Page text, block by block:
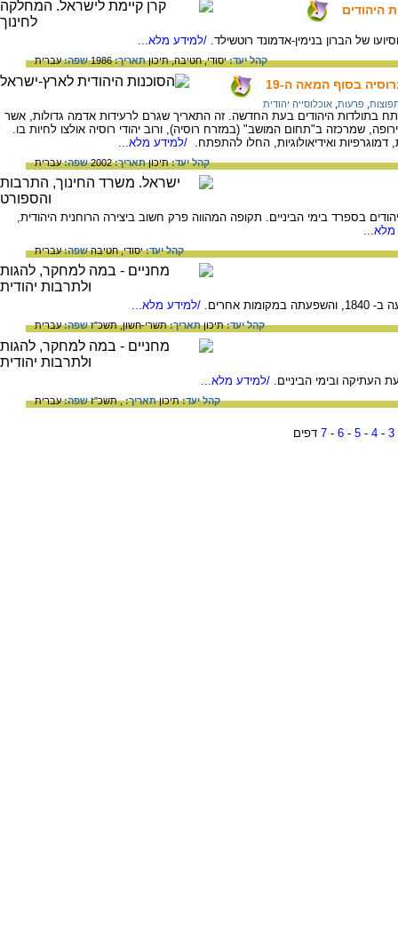
היהודים
/למידע מלא...
קהל יעד:יסודי,חטיבה,תיכוןתאריך:1986 שפה:עברית
בסוף המאה ה-19
פרעות אוכלוסייה יהודית
1881 היא תאריך מפתח בתולדות היהודים בעת החדשה. זה התאריך שגרם לרעידות אדמה גדולות, אשר
שמרכזה ב"תחום המושב" (במזרח רוסיה), ורוב יהודי רוסיה אולצו לחיות בו.
/למידע מלא...
קהל יעד:תיכוןתאריך:2002 שפה:עברית
בספרד בימי הביניים. תקופה המהווה פרק חשוב ביצירה הרוחנית היהודית,
קהל יעד:יסודי,חטיבהשפה:עברית
אחרים. /למידע מלא...
קהל יעד:תיכוןתאריך:תשרי-חשון, תשכ"זשפה:עברית
העתיקה ובימי הביניים. /למידע מלא...
קהל יעד:תיכוןתאריך:, תשכ"זשפה:עברית
3
-
4
-
5
-
6
-
7 דפים